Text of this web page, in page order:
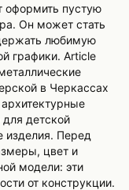
оформить пустую
Он может стать
любимую
графики. Article
в Черкассах
детской
изделия. Перед
цвет и
модели: эти
от конструкции.